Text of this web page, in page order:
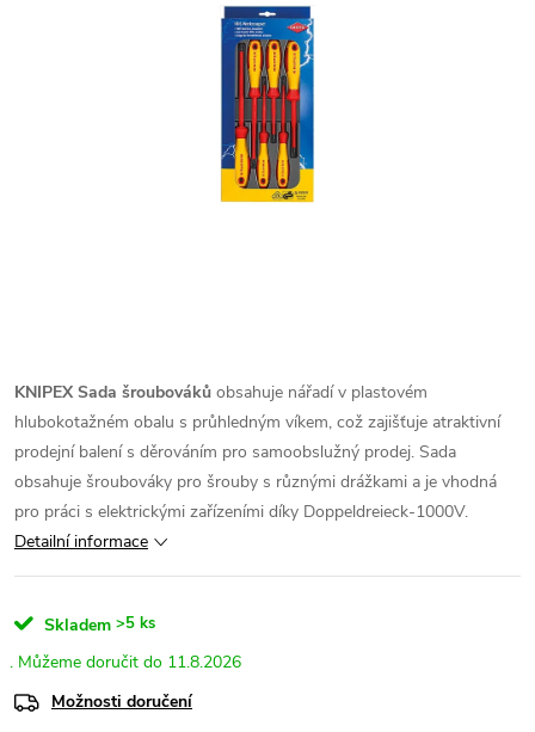
KNIPEX Sada šroubováků obsahuje nářadí v plastovém
hlubokotažném obalu s průhledným víkem, což zajišťuje atraktivní
prodejní balení s děrováním pro samoobslužný prodej. Sada
obsahuje šroubováky pro šrouby s různými drážkami a je vhodná
pro práci s elektrickými zařízeními díky Doppeldreieck-1000V.
Detailní informace
Skladem >5 ks
11.8.2026
Možnosti doručení